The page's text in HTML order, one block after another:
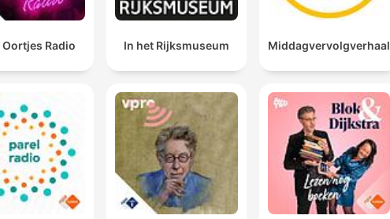
Oortjes Radio In het Rijksmuseum Middagvervolgverhaal